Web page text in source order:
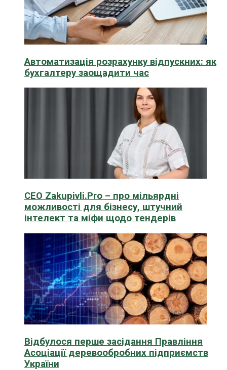
Автоматизація розрахунку відпускних: як
бухгалтеру заощадити час
CEO Zakupivli.Pro – про мільярдні
можливості для бізнесу, штучний
інтелект та міфи щодо тендерів
Відбулося перше засідання Правління
Асоціації деревообробних підприємств
України